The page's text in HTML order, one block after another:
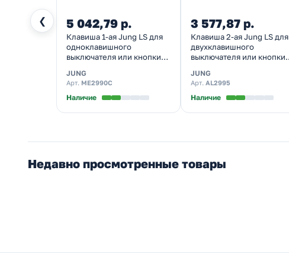
❮ 5 042,79 р.
Клавиша 1-ая Jung LS для
одноклавишного
выключателя или кнопки
JUNG
Арт. ME2990C
Наличие
3 577,87 р.
Клавиша 2-ая Jung LS для
двухклавишного
выключателя или кнопки
JUNG
Арт. AL2995
Наличие
Недавно просмотренные товары